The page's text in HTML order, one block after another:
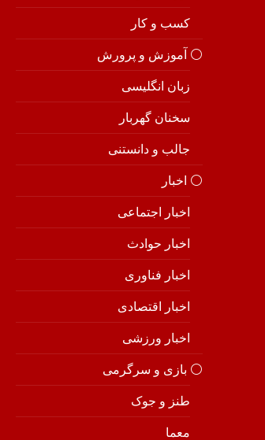
کسب و کار
⚪️ آموزش و پرورش
زبان انگلیسی
سخنان گهربار
جالب و دانستنی
⚪️ اخبار
اخبار اجتماعی
اخبار حوادث
اخبار فناوری
اخبار اقتصادی
اخبار ورزشی
⚪️ بازی و سرگرمی
طنز و جوک
معما